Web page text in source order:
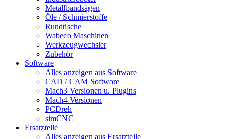
Metallbandsägen
Öle / Schmierstoffe
Rundtische
Wabeco Maschinen
Werkzeugwechsler
Zubehör
Software
Alles anzeigen aus Software
CAD / CAM Software
Mach3 Versionen u. Plugins
Mach4 Versionen
PCDreh
simCNC
Ersatzteile
Alles anzeigen aus Ersatzteile